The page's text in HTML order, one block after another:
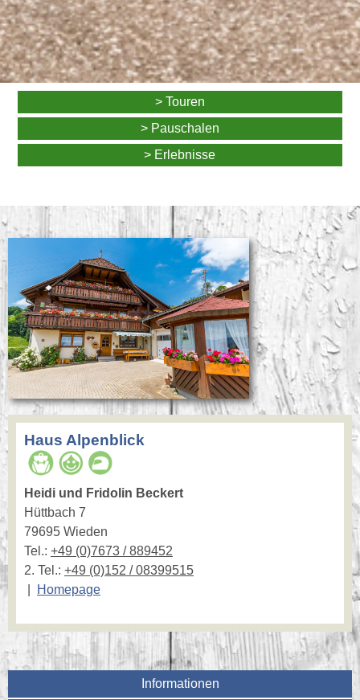
> Touren
> Pauschalen
> Erlebnisse
Haus Alpenblick
Heidi und Fridolin Beckert
Hüttbach 7
79695 Wieden
Tel.: +49 (0)7673 / 889452
2. Tel.: +49 (0)152 / 08399515
Homepage
Informationen